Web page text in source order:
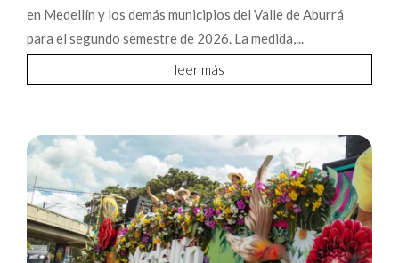
en Medellín y los demás municipios del Valle de Aburrá
para el segundo semestre de 2026. La medida,...
leer más